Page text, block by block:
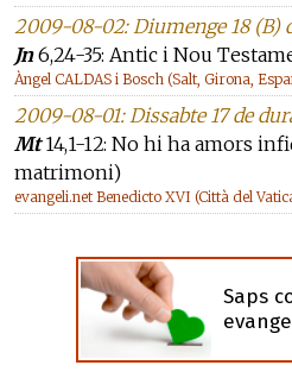
2009-08-02: Diumenge 18 (B)
Jn6,24-35: Antic i Nou
Àngel CALDAS i Bosch (Salt, Girona,
2009-08-01: Dissabte 17 de
Mt14,1-12: No hi ha amors
matrimoni)
evangeli.net Benedicto XVI (Città del
Saps